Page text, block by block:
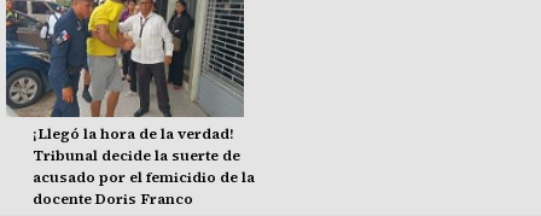
¡Llegó la hora de la verdad!
Tribunal decide la suerte de
acusado por el femicidio de la
docente Doris Franco